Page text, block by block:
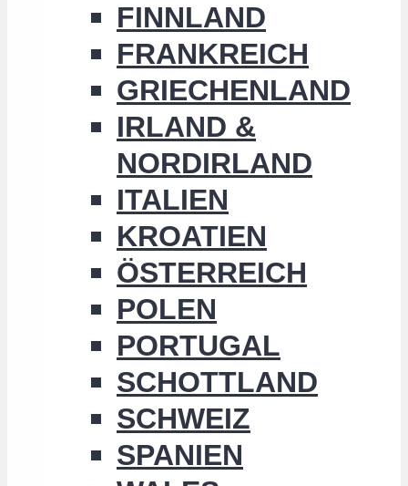
FINNLAND
FRANKREICH
GRIECHENLAND
IRLAND &
NORDIRLAND
ITALIEN
KROATIEN
ÖSTERREICH
POLEN
PORTUGAL
SCHOTTLAND
SCHWEIZ
SPANIEN